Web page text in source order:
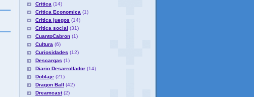
Critica (14)
Critica Economica (1)
Critica juegos (14)
Critica social (31)
CuantoCabron (1)
Cultura (6)
Curiosidades (12)
Descargas (1)
Diario Desarrollador (14)
Doblaje (21)
Dragon Ball (42)
Dreamcast (2)